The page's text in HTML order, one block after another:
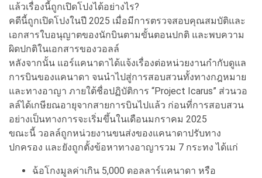
แล้วเรื่องนี้ถูกเปิดโปงได้อย่างไร?
คดีนี้ถูกเปิดโปงในปี 2025 เมื่อมีการตรวจสอบคุณสมบัติและ
เอกสารใบอนุญาตของนักบินตามขั้นตอนปกติ และพบความ
ผิดปกติในเอกสารของวอลล์
หลังจากนั้น แอร์แคนาดาได้แจ้งเรื่องต่อหน่วยงานกำกับดูแล
การบินของแคนาดา จนนำไปสู่การสอบสวนทั้งทางกฎหมาย
และทางอาญา ภายใต้ชื่อปฏิบัติการ “Project Icarus” ส่วนวอ
ลล์ได้เกษียณอายุจากสายการบินไปแล้ว ก่อนที่การสอบสวน
อย่างเป็นทางการจะเริ่มขึ้นในเดือนมกราคม 2025
ขณะนี้ วอลล์ถูกหน่วยงานขนส่งของแคนาดาปรับทาง
ปกครอง และยังถูกตั้งข้อหาทางอาญารวม 7 กระทง ได้แก่
ฉ้อโกงมูลค่าเกิน 5,000 ดอลลาร์แคนาดา หรือ